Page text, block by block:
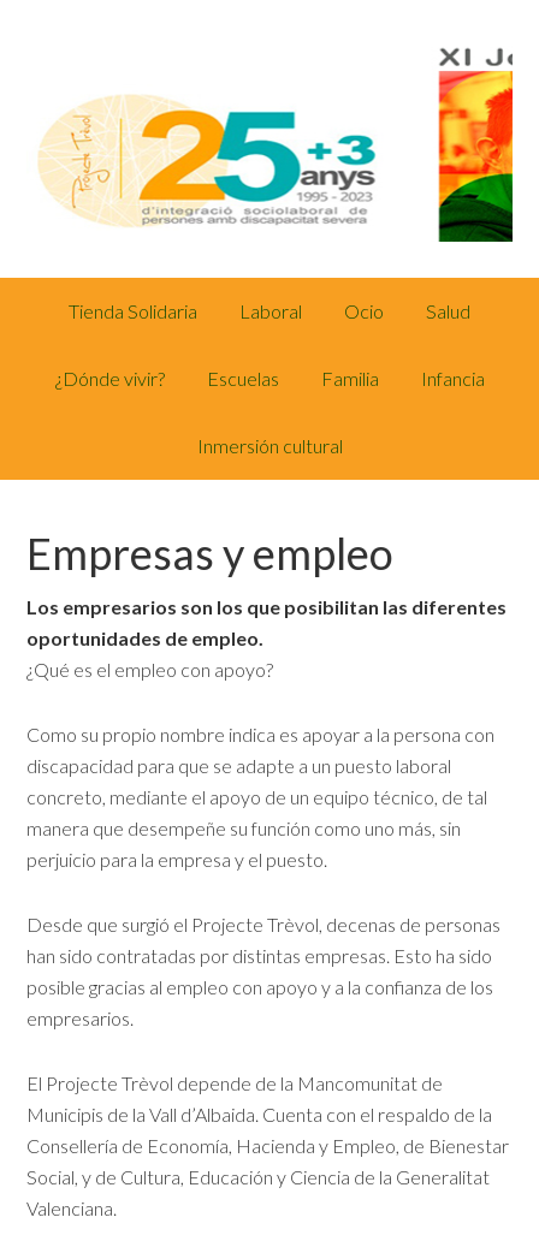
Tienda Solidaria Laboral Ocio Salud
¿Dónde vivir? Escuelas Familia Infancia
Inmersión cultural
Empresas y empleo
Los empresarios son los que posibilitan las diferentes
oportunidades de empleo.
¿Qué es el empleo con apoyo?
Como su propio nombre indica es apoyar a la persona con
discapacidad para que se adapte a un puesto laboral
concreto, mediante el apoyo de un equipo técnico, de tal
manera que desempeñe su función como uno más, sin
perjuicio para la empresa y el puesto.
Desde que surgió el Projecte Trèvol, decenas de personas
han sido contratadas por distintas empresas. Esto ha sido
posible gracias al empleo con apoyo y a la confianza de los
empresarios.
El Projecte Trèvol depende de la Mancomunitat de
Municipis de la Vall d’Albaida. Cuenta con el respaldo de la
Consellería de Economía, Hacienda y Empleo, de Bienestar
Social, y de Cultura, Educación y Ciencia de la Generalitat
Valenciana.